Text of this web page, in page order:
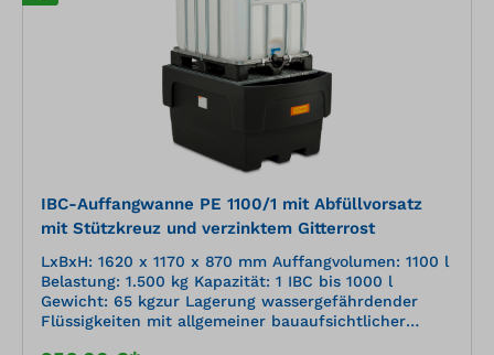
IBC-Auffangwanne PE 1100/1 mit Abfüllvorsatz
mit Stützkreuz und verzinktem Gitterrost
LxBxH: 1620 x 1170 x 870 mm Auffangvolumen: 1100 l
Belastung: 1.500 kg Kapazität: 1 IBC bis 1000 l
Gewicht: 65 kgzur Lagerung wassergefährdender
Flüssigkeiten mit allgemeiner bauaufsichtlicher